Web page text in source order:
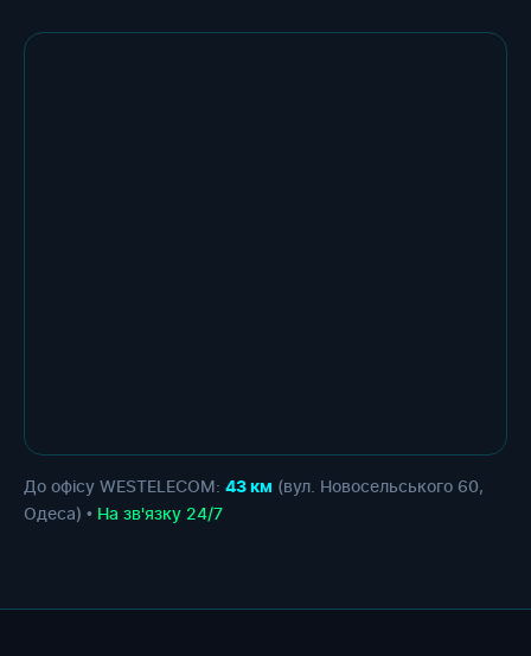
До офісу WESTELECOM: 43 км (вул. Новосельського 60,
Одеса) • На зв'язку 24/7